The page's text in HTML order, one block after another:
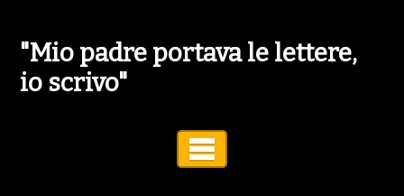
"Mio padre portava le lettere,
io scrivo"